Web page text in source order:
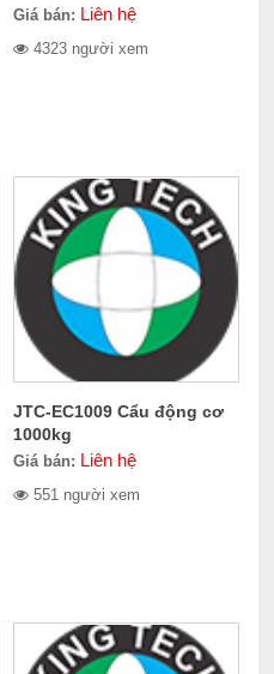
Giá bán: Liên hệ
4323 người xem
JTC-EC1009 Cẩu động cơ
1000kg
Giá bán: Liên hệ
551 người xem